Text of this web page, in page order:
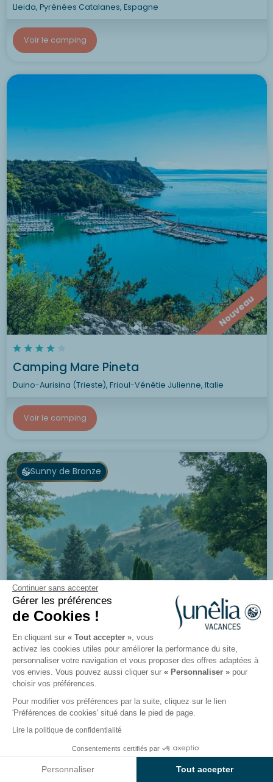
Continuer sans accepter
Gérer les préférences
de Cookies !
En cliquant sur « Tout accepter », vous
activez les cookies utiles pour améliorer la performance du site,
personnaliser votre navigation et vous proposer des offres adaptées à
vos envies. Vous pouvez aussi cliquer sur « Personnaliser » pour
choisir vos préférences.
Pour modifier vos préférences par la suite, cliquez sur le lien
'Préférences de cookies' situé dans le pied de page.
Lire la politique de confidentialité
Consentements certifiés par
Personnaliser Tout accepter
Lleida, Pyrénées Catalanes, Espagne
Voir le camping
Nouveau
Camping Mare Pineta
Duino-Aurisina (Trieste), Frioul-Vénétie Julienne, Italie
Voir le camping
Sunny de Bronze
8.8/10 1250 avis
Camping Domaine de Champé
Voir les résultats sur la carte